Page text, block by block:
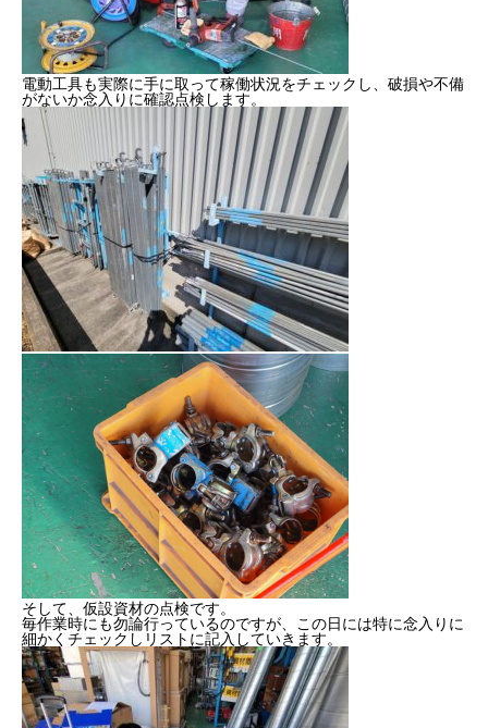
インタビュー
BUSINESS
2022年度
2023年度
2024年度
2025年度
官公庁
CONTACT
COMPANY BLOG BUSINESS RECRUIT
電動工具も実際に手に取って稼働状況をチェックし、破損や不備
がないか念入りに確認点検します。
そして、仮設資材の点検です。
毎作業時にも勿論行っているのですが、この日には特に念入りに
細かくチェックしリストに記入していきます。